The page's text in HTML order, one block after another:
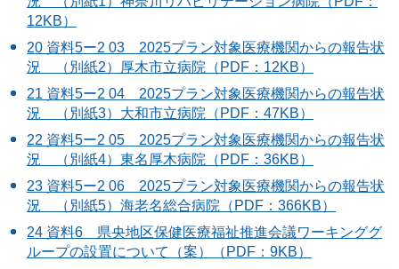
12KB）
20 資料5ー2 03 2025プラン対象医療機関からの報告状
況 （別紙2）厚木市立病院（PDF：12KB）
21 資料5ー2 04 2025プラン対象医療機関からの報告状
況 （別紙3）大和市立病院（PDF：47KB）
22 資料5ー2 05 2025プラン対象医療機関からの報告状
況 （別紙4）東名厚木病院（PDF：36KB）
23 資料5ー2 06 2025プラン対象医療機関からの報告状
況 （別紙5）海老名総合病院（PDF：366KB）
24 資料6 県央地区保健医療福祉推進会議ワーキンググ
ループの設置について（案）（PDF：9KB）